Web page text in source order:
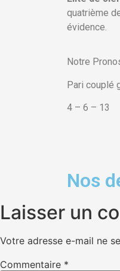
quatrième
évidence.
Notre
Pari couplé
4 – 6 – 13
Nos
Laisser un
Votre adresse e-mail ne
Commentaire *